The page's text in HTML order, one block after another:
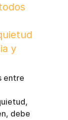
y
entre
debe